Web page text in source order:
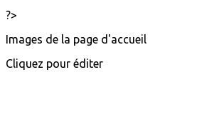
?>
Images de la page d'accueil
Cliquez pour éditer